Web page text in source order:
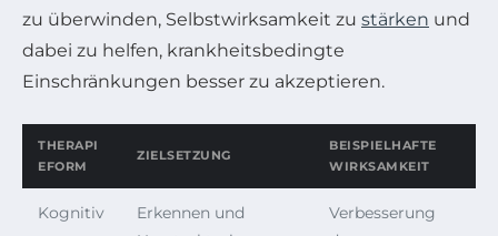
zu überwinden, Selbstwirksamkeit zu stärken und
dabei zu helfen, krankheitsbedingte
Einschränkungen besser zu akzeptieren.
THERAPI
EFORM
ZIELSETZUNG
BEISPIELHAFTE
WIRKSAMKEIT
Kognitiv
Erkennen und
Verbesserung